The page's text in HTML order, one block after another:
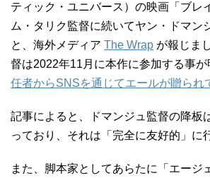
ティック・ユニバース）の映画「ブレ
ム・タリク監督に続いてヤン・ドマン
と、海外メディア The Wrap が報じま
督は2022年11月に本作に参加する事が
任者からSNSを通じてエールが贈られ
記事によると、ドマンジュ監督の降板
っており、それは「完全に友好的」に
また、脚本家としてあらたに「エージ